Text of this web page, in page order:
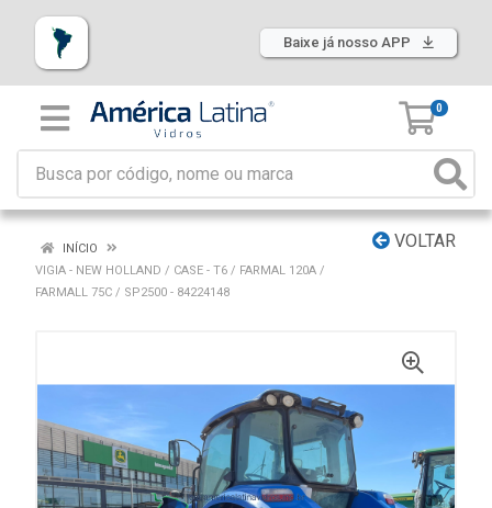
Baixe já nosso APP
0
VOLTAR
INÍCIO
VIGIA - NEW HOLLAND / CASE - T6 / FARMAL 120A /
FARMALL 75C / SP2500 - 84224148